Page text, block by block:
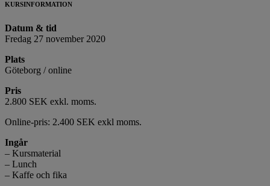
KURSINFORMATION
Datum & tid
Fredag 27 november 2020
Plats
Göteborg / online
Pris
2.800 SEK exkl. moms.
Online-pris: 2.400 SEK exkl moms.
Ingår
– Kursmaterial
– Lunch
– Kaffe och fika